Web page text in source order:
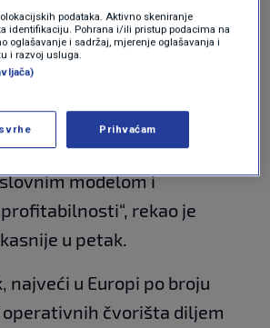
i rezanje broja letova
|24. tra.
u Solunu isključivo je
komercijalnom
modelom i
rekao je
u petak.
najveći u Europi po broju
operativnih čvorišta diljem
podataka. Aktivno skeniranje
identifikaciju. Pohrana i/ili pristup podacima na
oglašavanje i sadržaj, mjerenje oglašavanja i
i razvoj usluga.
Prihvaćam